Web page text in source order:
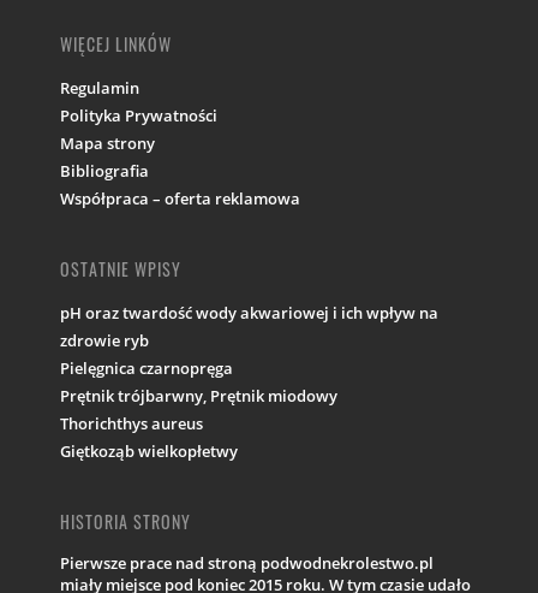
WIĘCEJ LINKÓW
Regulamin
Polityka Prywatności
Mapa strony
Bibliografia
Współpraca – oferta reklamowa
OSTATNIE WPISY
pH oraz twardość wody akwariowej i ich wpływ na
zdrowie ryb
Pielęgnica czarnopręga
Prętnik trójbarwny, Prętnik miodowy
Thorichthys aureus
Giętkoząb wielkopłetwy
HISTORIA STRONY
Pierwsze prace nad stroną podwodnekrolestwo.pl
miały miejsce pod koniec 2015 roku. W tym czasie udało